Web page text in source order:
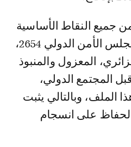
جميع النقاط الأساسية
الواردة في قرار مجلس الأمن الدولي 2654،
المعزول والمنبوذ
المجتمع الدولي،
الملف، وبالتالي يثبت
على انسجام